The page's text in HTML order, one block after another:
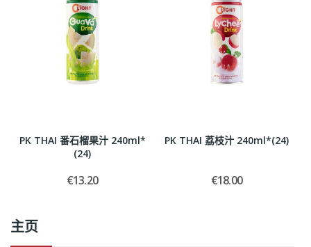
主页
PK THAI 番石榴果汁 240ml*
(24)
€13.20
PK THAI 荔枝汁 240ml*(24)
€18.00